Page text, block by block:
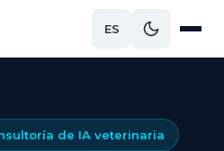
ES
de IA veterinaria